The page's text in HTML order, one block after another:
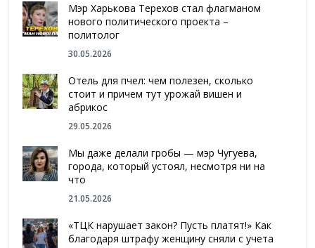
Мэр Харькова Терехов стал флагманом
нового политического проекта –
политолог
30.05.2026
Отель для пчел: чем полезен, сколько
стоит и причем тут урожай вишен и
абрикос
29.05.2026
Мы даже делали гробы — мэр Чугуева,
города, который устоял, несмотря ни на
что
21.05.2026
«ТЦК нарушает закон? Пусть платят!» Как
благодаря штрафу женщину сняли с учета